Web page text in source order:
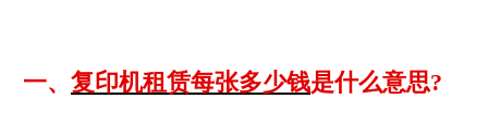
一、 复印机租赁每张多少钱是什么意思?